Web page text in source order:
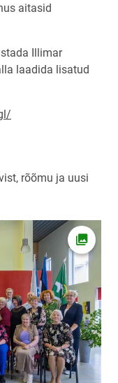
aitasid
Illimar
laadida lisatud
page
rõõmu ja uusi
Ava